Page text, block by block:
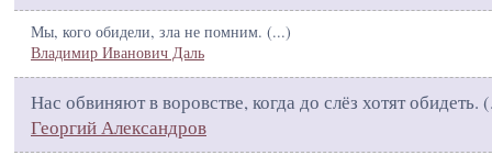
Мы, кого обидели, зла не помним. (...)
Владимир Иванович Даль
Нас обвиняют в воровстве, когда до слёз хотят обидеть. (
Георгий Александров